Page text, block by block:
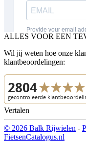
ALLES VOOR EEN
Wil jij weten hoe onze
klantbeoordelingen:
Vertalen
© 2026 Balk Rijwielen -
FietsenCatalogus.nl